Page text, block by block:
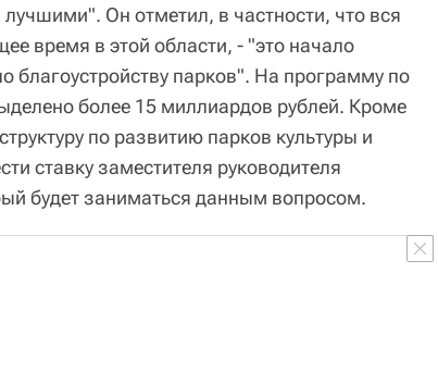
Он отметил, в частности, что вся
время в этой области, - "это начало
благоустройству парков". На программу по
более 15 миллиардов рублей. Кроме
по развитию парков культуры и
ставку заместителя руководителя
будет заниматься данным вопросом.